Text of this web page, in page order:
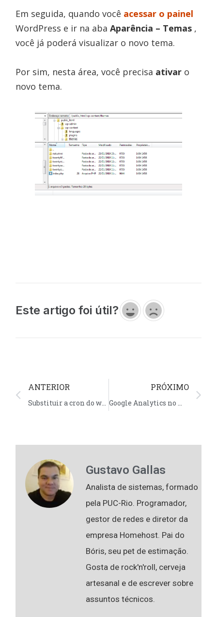
Em seguida, quando você acessar o painel
WordPress e ir na abaAparência – Temas ,
você já poderá visualizar o novo tema.
Por sim, nesta área, você precisa ativar o
novo tema.
Este artigo foi útil?
ANTERIOR PRÓXIMO
Gustavo Gallas
Analista de sistemas, formado
pela PUC-Rio. Programador,
gestor de redes e diretor da
empresa Homehost. Pai do
Bóris, seu pet de estimação.
Gosta de rock'n'roll, cerveja
artesanal e de escrever sobre
assuntos técnicos.